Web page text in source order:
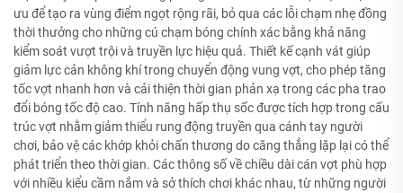
ưu để tạo ra vùng điểm ngọt rộng rãi, bỏ qua các lỗi chạm nhẹ đồng
thời thưởng cho những cú chạm bóng chính xác bằng khả năng
kiểm soát vượt trội và truyền lực hiệu quả. Thiết kế cạnh vát giúp
giảm lực cản không khí trong chuyển động vung vợt, cho phép tăng
tốc vợt nhanh hơn và cải thiện thời gian phản xạ trong các pha trao
đổi bóng tốc độ cao. Tính năng hấp thụ sốc được tích hợp trong cấu
trúc vợt nhằm giảm thiểu rung động truyền qua cánh tay người
chơi, bảo vệ các khớp khỏi chấn thương do căng thẳng lặp lại có thể
phát triển theo thời gian. Các thông số về chiều dài cán vợt phù hợp
với nhiều kiểu cầm nắm và sở thích chơi khác nhau, từ những người